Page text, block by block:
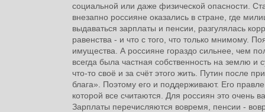
социальной или даже физической опасности.
внезапно россияне оказались в стране, где
выдаваться зарплаты и пенсии, разгулялась
равенства - и что с того, что только мнимому.
имущества. А россияне гораздо сильнее, чем
всегда была частная собственность на землю
что-то своё и за счёт этого жить. Путин после
блага». Поэтому его и поддерживают. Его
которой все считаются. Для россиян это очень
Зарплаты перечисляются вовремя, пенсии -